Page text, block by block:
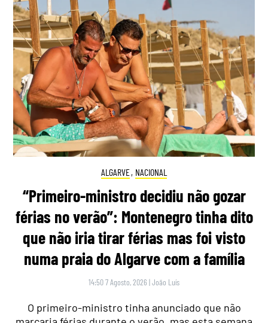
ALGARVE, NACIONAL
“Primeiro-ministro decidiu não gozar
férias no verão”: Montenegro tinha dito
que não iria tirar férias mas foi visto
numa praia do Algarve com a família
14:50 7 Agosto, 2026 |João Luís
O primeiro-ministro tinha anunciado que não